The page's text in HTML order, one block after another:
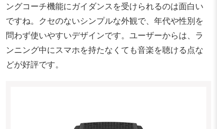
ングコーチ機能にガイダンスを受けられるのは面白い
ですね。クセのないシンプルな外観で、年代や性別を
問わず使いやすいデザインです。ユーザーからは、ラ
ンニング中にスマホを持たなくても音楽を聴ける点な
どが好評です。